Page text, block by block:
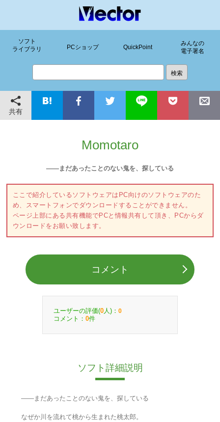
ソフト
ライブラリ
PCショップ QuickPoint
みんなの
電子署名
共有
Momotaro
――まだあったことのない鬼を、探している
ここで紹介しているソフトウェアはPC向けのソフトウェアのた
め、スマートフォンでダウンロードすることができません。
ページ上部にある共有機能でPCと情報共有して頂き、PCからダ
ウンロードをお願い致します。
コメント
ユーザーの評価(0 人)： 0
コメント： 0件
ソフト詳細説明
――まだあったことのない鬼を、探している
なぜか川を流れて桃から生まれた桃太郎。